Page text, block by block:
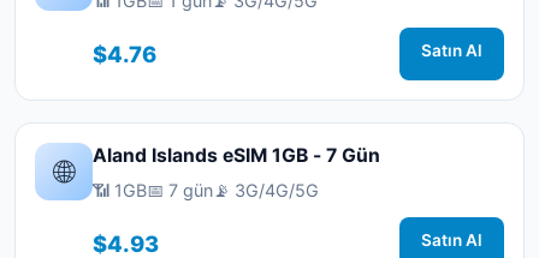
$4.76 Satın Al
🌐 Aland Islands eSIM 1GB - 7 Gün
📶 1GB📅 7 gün📡 3G/4G/5G
$4.93 Satın Al